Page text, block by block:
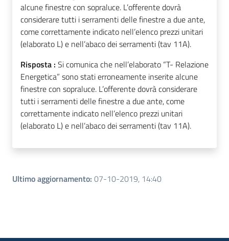
alcune finestre con sopraluce. L’offerente dovrà
considerare tutti i serramenti delle finestre a due ante,
come correttamente indicato nell’elenco prezzi unitari
(elaborato L) e nell’abaco dei serramenti (tav 11A).
Risposta : Si comunica che nell’elaborato “T- Relazione
Energetica” sono stati erroneamente inserite alcune
finestre con sopraluce. L’offerente dovrà considerare
tutti i serramenti delle finestre a due ante, come
correttamente indicato nell’elenco prezzi unitari
(elaborato L) e nell’abaco dei serramenti (tav 11A).
Ultimo aggiornamento: 07-10-2019, 14:40